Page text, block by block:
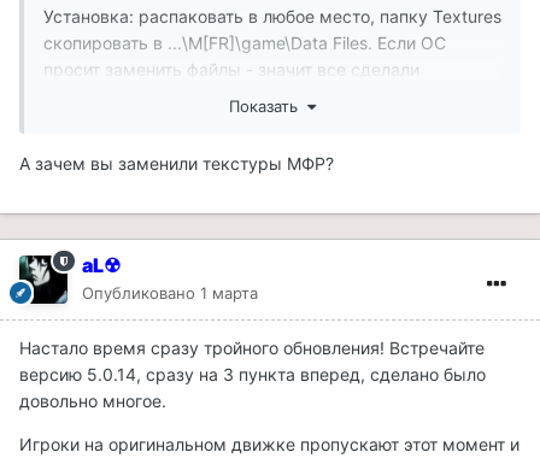
Установка: распаковать в любое место, папку Textures
скопировать в ...\M[FR]\game\Data Files. Если ОС
просит заменить файлы - значит все сделали
сборки - Исправить.
Планируется ли официальные текстур паки? Те, что
есть, сделаны апскейлом в "до ИИ-эпоху", как я
понимаю. Даже в 1080р на них без слез не взглянешь.
Показать
А зачем вы заменили текстуры МФР?
aL☢
Опубликовано 1 марта
Настало время сразу тройного обновления! Встречайте
версию 5.0.14, сразу на 3 пункта вперед, сделано было
довольно многое.
Игроки на оригинальном движке пропускают этот момент и